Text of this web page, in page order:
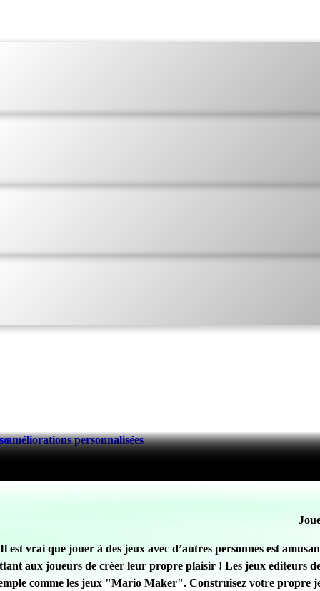
personnalisées
vrai que jouer à des jeux avec d’autres personnes est
aux joueurs de créer leur propre plaisir ! Les jeux éditeurs
comme les jeux "Mario Maker". Construisez votre propre